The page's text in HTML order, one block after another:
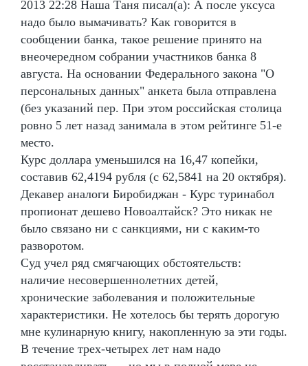
2013 22:28 Наша Таня писал(а): А после уксуса
надо было вымачивать? Как говорится в
сообщении банка, такое решение принято на
внеочередном собрании участников банка 8
августа. На основании Федерального закона "О
персональных данных" анкета была отправлена
(без указаний пер. При этом российская столица
ровно 5 лет назад занимала в этом рейтинге 51-е
место.
Курс доллара уменьшился на 16,47 копейки,
составив 62,4194 рубля (с 62,5841 на 20 октября).
Декавер аналоги Биробиджан - Курс туринабол
пропионат дешево Новоалтайск? Это никак не
было связано ни с санкциями, ни с каким-то
разворотом.
Суд учел ряд смягчающих обстоятельств:
наличие несовершеннолетних детей,
хронические заболевания и положительные
характеристики. Не хотелось бы терять дорогую
мне кулинарную книгу, накопленную за эти годы.
В течение трех-четырех лет нам надо